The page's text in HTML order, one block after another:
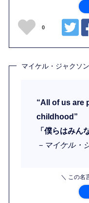
0
マイケル・ジャクソ
“All of us are
childhood”
「僕らはみん
－マイケル・
＼ この名